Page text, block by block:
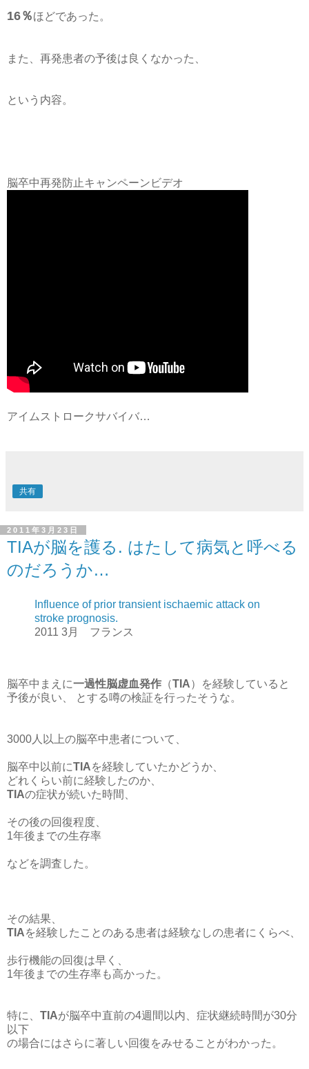
16％ほどであった。
また、再発患者の予後は良くなかった、
という内容。
脳卒中再発防止キャンペーンビデオ
アイムストロークサバイバ…
共有
2011年3月23日
TIAが脳を護る. はたして病気と呼べる
のだろうか…
Influence of prior transient ischaemic attack on
stroke prognosis.
2011 3月 フランス
脳卒中まえに一過性脳虚血発作 （TIA）を経験していると
予後が良い、 とする噂の検証を行ったそうな。
3000人以上の脳卒中患者について、
脳卒中以前にTIAを経験していたかどうか、
どれくらい前に経験したのか、
TIAの症状が続いた時間、
その後の回復程度、
1年後までの生存率
などを調査した。
その結果、
TIAを経験したことのある患者は経験なしの患者にくらべ、
歩行機能の回復は早く、
1年後までの生存率も高かった。
特に、 TIAが脳卒中直前の4週間以内、症状継続時間が30分
以下
の場合にはさらに著しい回復をみせることがわかった。